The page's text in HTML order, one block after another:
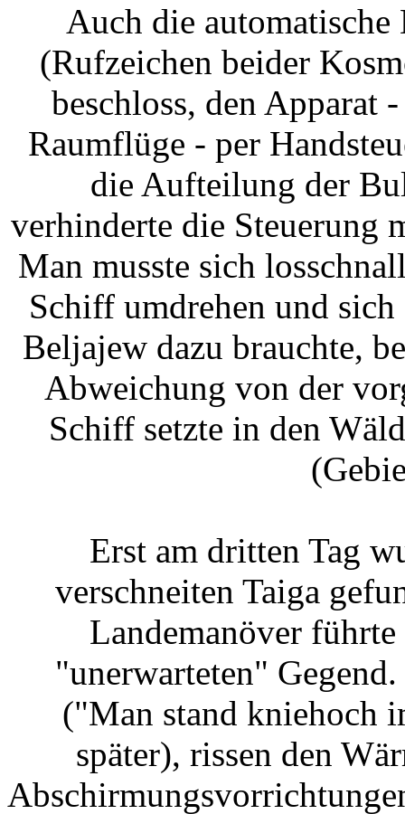
Auch die
(Rufzeichen beider
beschloss, den Apparat
Raumflüge - per
die Aufteilung der
verhinderte die Steuerung
Man musste sich
Schiff umdrehen und
Beljajew dazu brauchte,
Abweichung von der
Schiff setzte in den
Erst am dritten Tag
verschneiten Taiga
Landemanöver
"unerwarteten"
("Man stand kniehoch
später), rissen den